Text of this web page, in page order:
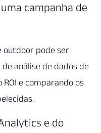
campanha de
outdoor pode ser
análise de dados de
e comparando os
e do